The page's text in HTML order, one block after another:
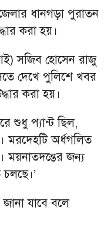
ধানগড়া পুরাতন
করা হয়।
সজিব হোসেন রাজু
দেখে পুলিশে খবর
করা হয়।
শুধু প্যান্ট ছিল,
মরদেহটি অর্ধগলিত
ময়নাতদন্তের জন্য
চলছে।’
যাবে বলে